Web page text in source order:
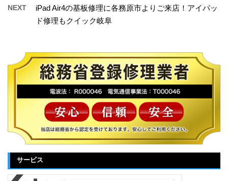
NEXT
iPad Air4の基板修理に各務原市よりご来店！アイパッ
ド修理もクイック岐阜
サービス